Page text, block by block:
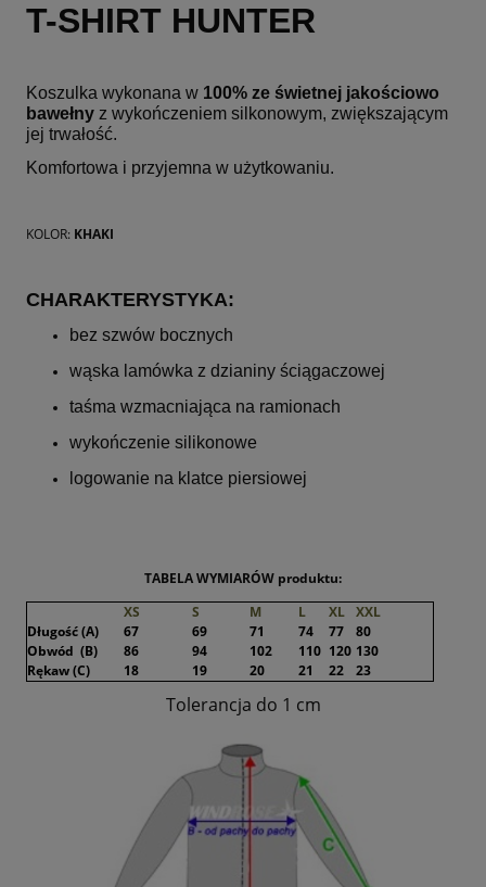
T-SHIRT HUNTER
Koszulka wykonana w 100% ze świetnej jakościowo
bawełny z wykończeniem silkonowym, zwiększającym
jej trwałość.
Komfortowa i przyjemna w użytkowaniu.
KOLOR: KHAKI
CHARAKTERYSTYKA:
bez szwów bocznych
wąska lamówka z dzianiny ściągaczowej
taśma wzmacniająca na ramionach
wykończenie silikonowe
logowanie na klatce piersiowej
TABELA WYMIARÓW produktu:
XS
S M L XL XXL
Długość (A)
67 69 71 74 77
80
Obwód (B)
86 94 102 110 120 130
Rękaw (C)
18 19 20 21 22 23
Tolerancja do 1 cm